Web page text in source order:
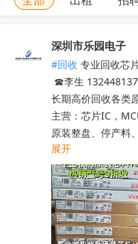
深圳市乐园电子
#回收 专业回收芯
☎李生
长期高价回收各类
主营：芯片IC，
原装整盘、停产料
工厂清仓、项目取
专业人员上门清点
小批量散料、大批
快速清空仓库，释
展开